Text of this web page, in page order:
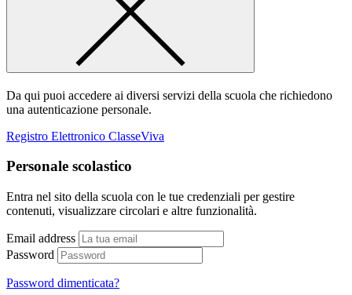
Da qui puoi accedere ai diversi servizi della scuola che richiedono
una autenticazione personale.
Registro Elettronico ClasseViva
Personale scolastico
Entra nel sito della scuola con le tue credenziali per gestire
contenuti, visualizzare circolari e altre funzionalità.
Email address
Password
Password dimenticata?